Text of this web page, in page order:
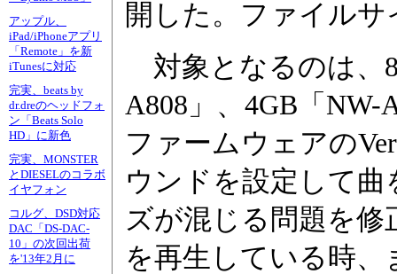
アップル、
iPad/iPhoneアプリ
「Remote」を新
iTunesに対応
完実、beats by
dr.dreのヘッドフォ
ン「Beats Solo
HD」に新色
完実、MONSTER
とDIESELのコラボ
イヤフォン
コルグ、DSD対応
DAC「DS-DAC-
10」の次回出荷
を'13年2月に
開した。ファイルサ
対象となるのは、
A808」、4GB「NW-
ファームウェアの
ウンドを設定して
ズが混じる問題を修
を再生している時